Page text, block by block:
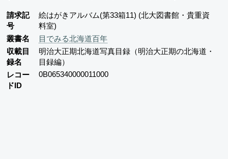
請求記
号
絵はがきアルバム(第33箱11) (北大図書館・貴重資
料室)
叢書名
目でみる北海道百年
収載目
録名
明治大正期北海道写真目録（明治大正期の北海道・
目録編）
レコー
ドID
0B065340000011000